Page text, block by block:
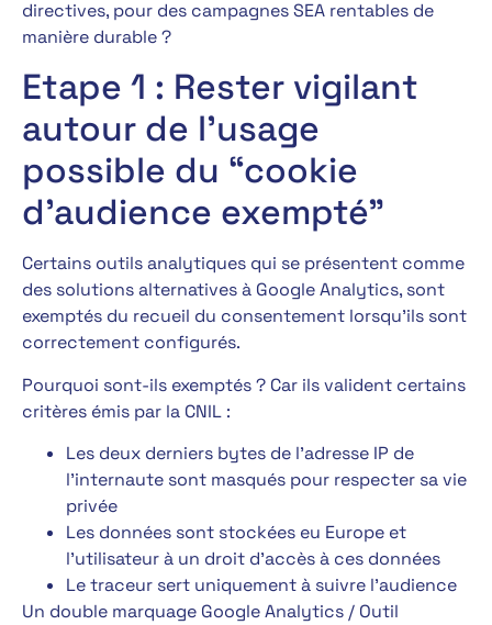
directives, pour des campagnes SEA rentables de
manière durable ?
Etape 1 : Rester vigilant
autour de l’usage
possible du “cookie
d’audience exempté”
Certains outils analytiques qui se présentent comme
des solutions alternatives à Google Analytics, sont
exemptés du recueil du consentement lorsqu’ils sont
correctement configurés.
Pourquoi sont-ils exemptés ? Car ils valident certains
critères émis par la CNIL :
Les deux derniers bytes de l’adresse IP de
l’internaute sont masqués pour respecter sa vie
privée
Les données sont stockées eu Europe et
l’utilisateur à un droit d’accès à ces données
Le traceur sert uniquement à suivre l’audience
Un double marquage Google Analytics / Outil